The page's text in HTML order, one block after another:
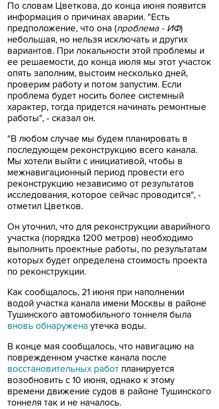
По словам Цветкова, до конца июня появится
информация о причинах аварии. "Есть
предположение, что она (проблема - ИФ)
небольшая, но нельзя исключать и других
вариантов. При локальности этой проблемы и
ее решаемости, до конца июля мы этот участок
опять заполним, выстоим несколько дней,
проверим работу и потом запустим. Если
проблема будет носить более системный
характер, тогда придется начинать ремонтные
работы", - сказал он.
"В любом случае мы будем планировать в
последующем реконструкцию всего канала.
Мы хотели выйти с инициативой, чтобы в
межнавигационный период провести его
реконструкцию независимо от результатов
исследования, которое сейчас проводится", -
отметил Цветков.
Он уточнил, что для реконструкции аварийного
участка (порядка 1200 метров) необходимо
выполнить проектные работы, по результатам
которых будет определена стоимость проекта
по реконструкции.
Как сообщалось, 21 июня при наполнении
водой участка канала имени Москвы в районе
Тушинского автомобильного тоннеля была
вновь обнаружена утечка воды.
В конце мая сообщалось, что навигацию на
поврежденном участке канала после
восстановительных работ планируется
возобновить с 10 июня, однако к этому
времени движение судов в районе Тушинского
тоннеля так и не началось.